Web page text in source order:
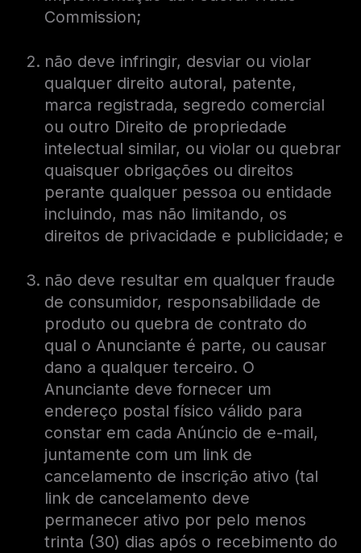
Commission;
não deve infringir, desviar ou violar
qualquer direito autoral, patente,
marca registrada, segredo comercial
ou outro Direito de propriedade
intelectual similar, ou violar ou quebrar
quaisquer obrigações ou direitos
perante qualquer pessoa ou entidade
incluindo, mas não limitando, os
direitos de privacidade e publicidade; e
não deve resultar em qualquer fraude
de consumidor, responsabilidade de
produto ou quebra de contrato do
qual o Anunciante é parte, ou causar
dano a qualquer terceiro. O
Anunciante deve fornecer um
endereço postal físico válido para
constar em cada Anúncio de e-mail,
juntamente com um link de
cancelamento de inscrição ativo (tal
link de cancelamento deve
permanecer ativo por pelo menos
trinta (30) dias após o recebimento do